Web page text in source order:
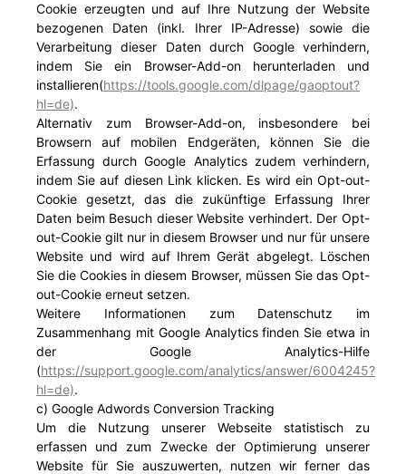
Cookie erzeugten und auf Ihre Nutzung der Website
bezogenen Daten (inkl. Ihrer IP-Adresse) sowie die
Verarbeitung dieser Daten durch Google verhindern,
indem Sie ein Browser-Add-on herunterladen und
installieren(https://tools.google.com/dlpage/gaoptout?
hl=de).
Alternativ zum Browser-Add-on, insbesondere bei
Browsern auf mobilen Endgeräten, können Sie die
Erfassung durch Google Analytics zudem verhindern,
indem Sie auf diesen Link klicken. Es wird ein Opt-out-
Cookie gesetzt, das die zukünftige Erfassung Ihrer
Daten beim Besuch dieser Website verhindert. Der Opt-
out-Cookie gilt nur in diesem Browser und nur für unsere
Website und wird auf Ihrem Gerät abgelegt. Löschen
Sie die Cookies in diesem Browser, müssen Sie das Opt-
out-Cookie erneut setzen.
Weitere Informationen zum Datenschutz im
Zusammenhang mit Google Analytics finden Sie etwa in
der Google Analytics-Hilfe
(https://support.google.com/analytics/answer/6004245?
hl=de).
c) Google Adwords Conversion Tracking
Um die Nutzung unserer Webseite statistisch zu
erfassen und zum Zwecke der Optimierung unserer
Website für Sie auszuwerten, nutzen wir ferner das